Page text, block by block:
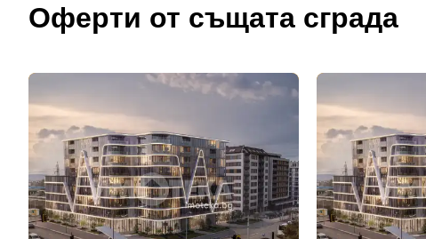
Оферти от същата сграда